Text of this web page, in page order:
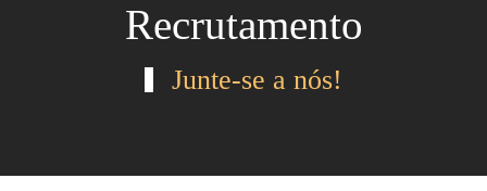
Recrutamento
Junte-se a nós!